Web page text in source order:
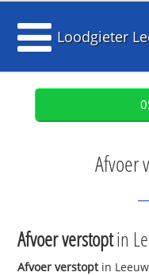
Loodgieter
Afvoer
Afvoer verstoptin
Afvoer verstoptin